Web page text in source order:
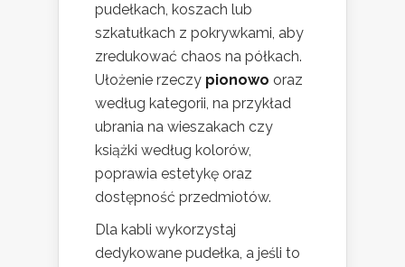
pudełkach, koszach lub
szkatułkach z pokrywkami, aby
zredukować chaos na półkach.
Ułożenie rzeczy pionowo oraz
według kategorii, na przykład
ubrania na wieszakach czy
książki według kolorów,
poprawia estetykę oraz
dostępność przedmiotów.
Dla kabli wykorzystaj
dedykowane pudełka, a jeśli to